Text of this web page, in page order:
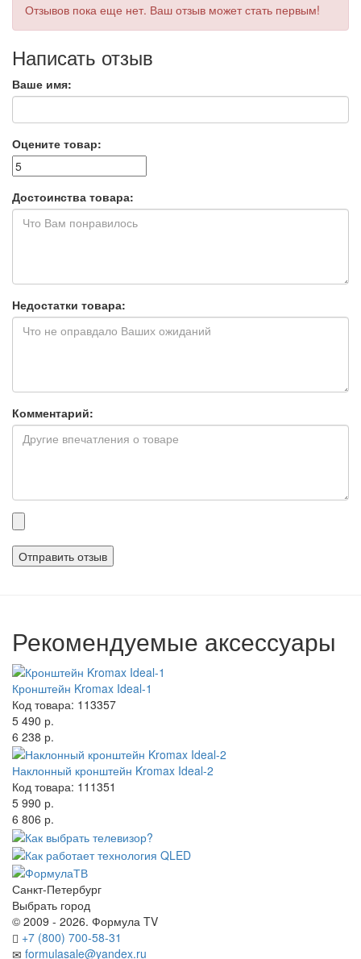
Отзывов пока еще нет. Ваш отзыв может стать первым!
Написать отзыв
Ваше имя:
Оцените товар:
Достоинства товара:
Недостатки товара:
Комментарий:
Прикрепленные
файлы
Рекомендуемые аксессуары
Кронштейн Kromax Ideal-1
Код товара: 113357
5 490 р.
6 238 р.
Наклонный кронштейн Kromax Ideal-2
Код товара: 111351
5 990 р.
6 806 р.
Санкт-Петербург
Выбрать город
© 2009 - 2026. Формула TV
+7 (800) 700-58-31
formulasale@yandex.ru